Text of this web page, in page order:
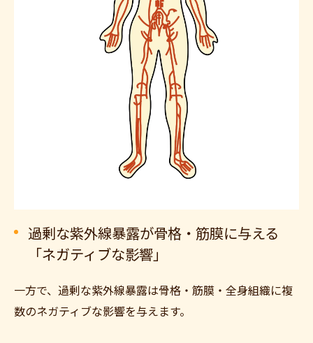
過剰な紫外線暴露が骨格・筋膜に与える
「ネガティブな影響」
一方で、過剰な紫外線暴露は骨格・筋膜・全身組織に複
数のネガティブな影響を与えます。